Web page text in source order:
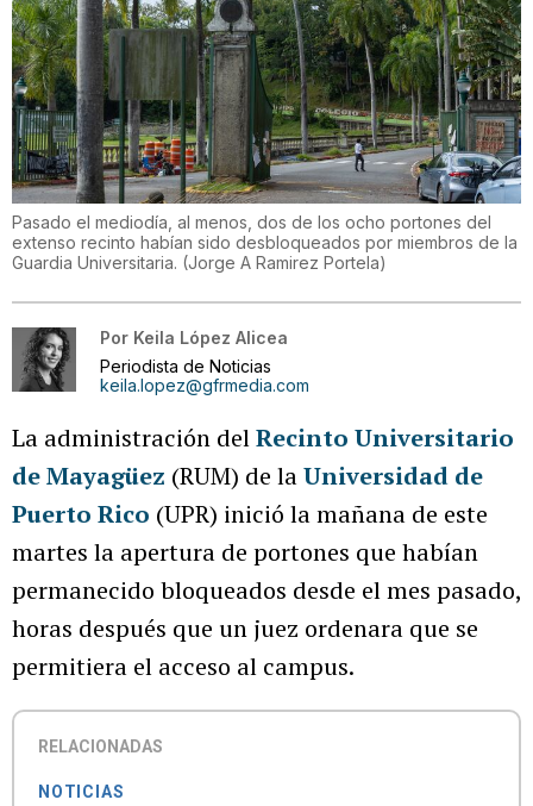
Pasado el mediodía, al menos, dos de los ocho portones del
extenso recinto habían sido desbloqueados por miembros de la
Guardia Universitaria. (Jorge A Ramirez Portela)
Por Keila López Alicea
Periodista de Noticias
keila.lopez@gfrmedia.com
La administración delRecinto Universitario
de Mayagüez (RUM) de laUniversidad de
Puerto Rico (UPR) inició la mañana de este
martes la apertura de portones que habían
permanecido bloqueados desde el mes pasado,
horas después que un juez ordenara que se
permitiera el acceso al campus.
RELACIONADAS
NOTICIAS